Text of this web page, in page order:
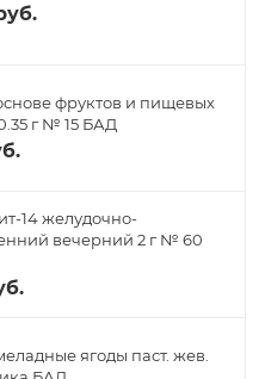
фруктов и пищевых
г № 15 БАД
14 желудочно-
вечерний 2 г № 60
ягоды паст. жев.